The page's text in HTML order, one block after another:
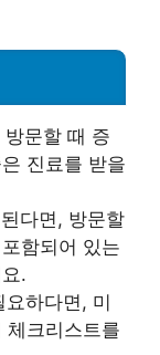
방문할 때 증
진료를 받을
다면, 방문할
함되어 있는
.
하다면, 미
체크리스트를